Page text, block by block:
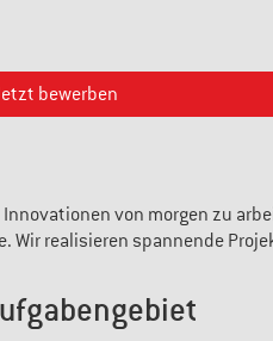
bewerben
von morgen zu
realisieren spannende